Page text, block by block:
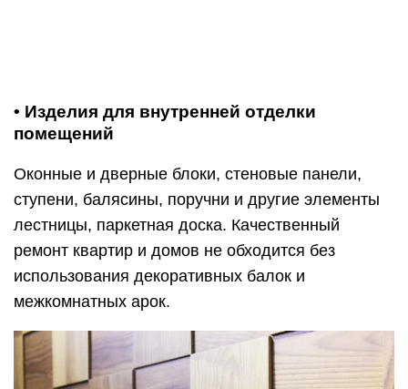
• Изделия для внутренней отделки
помещений
Оконные и дверные блоки, стеновые панели,
ступени, балясины, поручни и другие элементы
лестницы, паркетная доска. Качественный
ремонт квартир и домов не обходится без
использования декоративных балок и
межкомнатных арок.